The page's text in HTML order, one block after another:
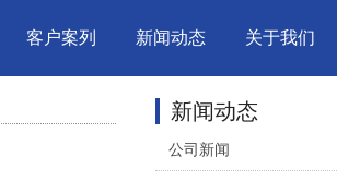
客户案列 新闻动态 关于我们
新闻动态
公司新闻